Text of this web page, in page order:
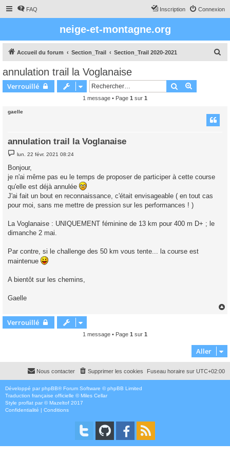
FAQ Connexion
Inscription
neige-et-montagne.org
Accueil du forum Section_Trail Section_Trail 2020-2021
annulation trail la Voglanaise
Verrouillé Rechercher
1 message • Page 1 sur 1
gaelle
annulation trail la Voglanaise
M
e
s
a
e
lun. 22 févr. 2021 08:24
Bonjour,
je n'ai même pas eu le temps de proposer de participer à cette course
qu'elle est déjà annulée
J'ai fait un bout en reconnaissance, c'était envisageable ( en tout cas
pour moi, sans me mettre de pression sur les performances ! )
La Voglanaise : UNIQUEMENT féminine de 13 km pour 400 m D+ ; le
dimanche 2 mai.
Par contre, si le challenge des 50 km vous tente... la course est
maintenue
A bientôt sur les chemins,
Gaelle
Verrouillé
1 message • Page 1 sur 1
Aller
Fuseau horaire sur UTC+02:00
Supprimer les cookies
Nous contacter
Développé par phpBB® Forum Software © phpBB Limited
Traduction française officielle ©Miles Cellar
Style proflat par ©Mazeltof 2017
Confidentialité | Conditions